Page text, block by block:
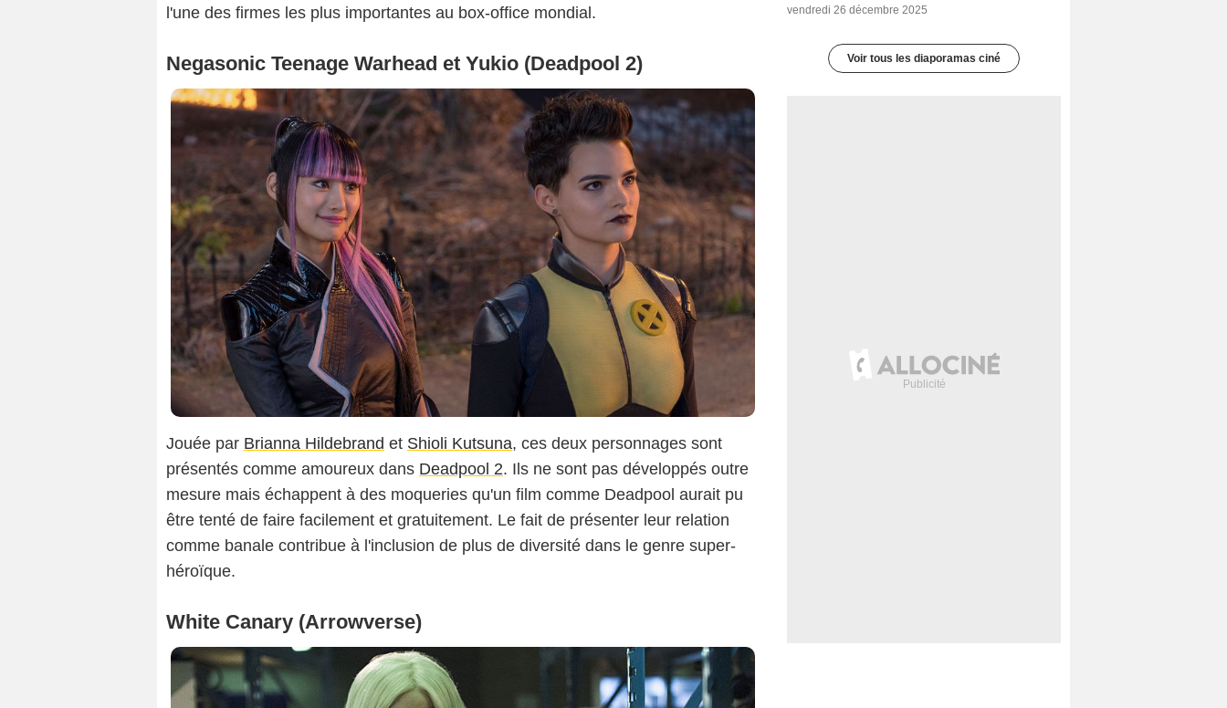
l'une des firmes les plus importantes au box-office mondial.
Negasonic Teenage Warhead et Yukio (Deadpool 2)
Jouée par Brianna Hildebrand et Shioli Kutsuna, ces deux personnages sont
présentés comme amoureux dans Deadpool 2. Ils ne sont pas développés outre
mesure mais échappent à des moqueries qu'un film comme Deadpool aurait pu
être tenté de faire facilement et gratuitement. Le fait de présenter leur relation
comme banale contribue à l'inclusion de plus de diversité dans le genre super-
héroïque.
White Canary (Arrowverse)
vendredi 26 décembre 2025
Voir tous les diaporamas ciné